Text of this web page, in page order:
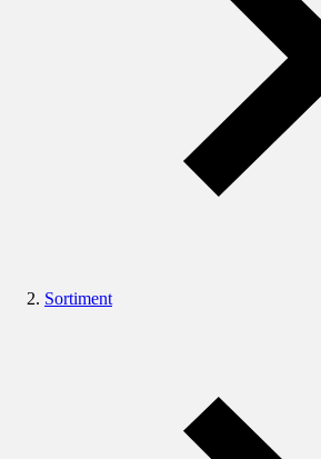
Sortiment